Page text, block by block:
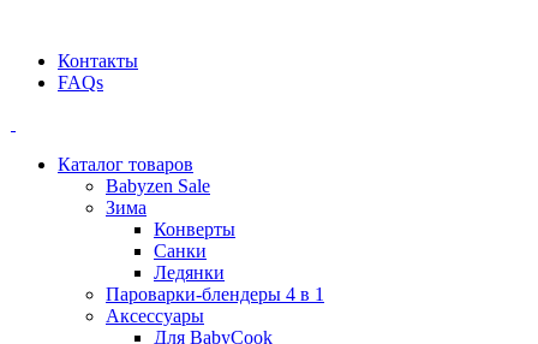
Контакты
FAQs
Каталог товаров
Babyzen Sale
Зима
Конверты
Санки
Ледянки
Пароварки-блендеры 4 в 1
Аксессуары
Для BabyCook